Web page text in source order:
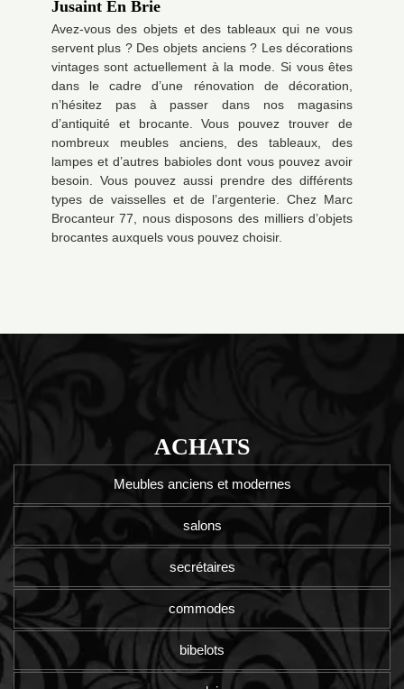
Jusaint En Brie
Avez-vous des objets et des tableaux qui ne vous
servent plus ? Des objets anciens ? Les décorations
vintages sont actuellement à la mode. Si vous êtes
dans le cadre d’une rénovation de décoration,
n’hésitez pas à passer dans nos magasins
d’antiquité et brocante. Vous pouvez trouver de
nombreux meubles anciens, des tableaux, des
lampes et d’autres babioles dont vous pouvez avoir
besoin. Vous pouvez aussi prendre des différents
types de vaisselles et de l’argenterie. Chez Marc
Brocanteur 77, nous disposons des milliers d’objets
brocantes auxquels vous pouvez choisir.
ACHATS
Meubles anciens et modernes
salons
secrétaires
commodes
bibelots